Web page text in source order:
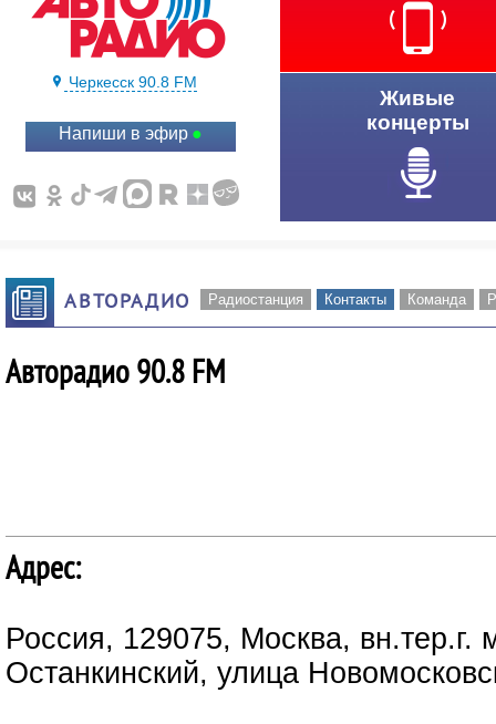
Черкесск 90.8 FM
Напиши в эфир
Живые
концерты
АВТОРАДИО Радиостанция Контакты Команда
Авторадио 90.8 FM
Адрес:
Россия, 129075, Москва, вн.тер.г.
Останкинский, улица